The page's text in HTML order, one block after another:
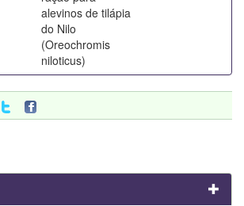
alevinos de tilápia
do Nilo
(Oreochromis
niloticus)